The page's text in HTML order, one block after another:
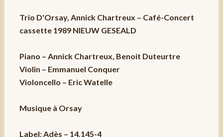
Trio D'Orsay, Annick Chartreux – Café-Concert
cassette 1989 NIEUW GESEALD
Piano – Annick Chartreux, Benoit Duteurtre
Violin – Emmanuel Conquer
Violoncello – Eric Watelle
Musique à Orsay
Label: Adès – 14.145-4